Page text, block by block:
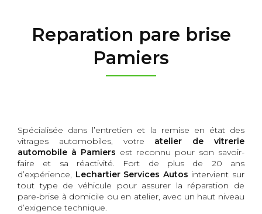
Reparation pare brise
Pamiers
Spécialisée dans l’entretien et la remise en état des
vitrages automobiles, votre atelier de vitrerie
automobile à Pamiers est reconnu pour son savoir-
faire et sa réactivité. Fort de plus de 20 ans
d’expérience, Lechartier Services Autos intervient sur
tout type de véhicule pour assurer la réparation de
pare-brise à domicile ou en atelier, avec un haut niveau
d’exigence technique.